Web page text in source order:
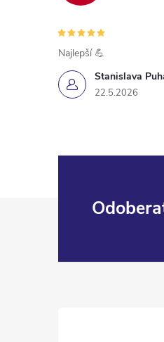
Stanislava
22.5.2026
Najlepší 💪